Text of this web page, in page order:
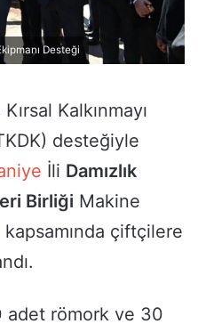
Desteği
Kalkınmayı
desteğiyle
İli Damızlık
Birliği Makine
kapsamında çiftçilere
adet römork ve 30